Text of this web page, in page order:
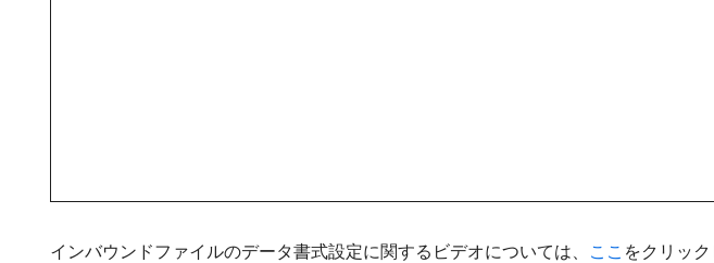
インバウンドファイルのデータ書式設定に関するビデオについては、 ここ をクリック